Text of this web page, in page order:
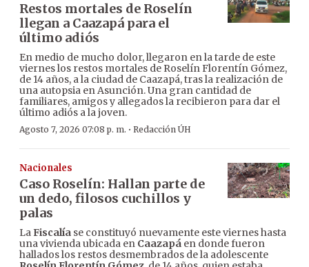
Restos mortales de Roselín
llegan a Caazapá para el
último adiós
En medio de mucho dolor, llegaron en la tarde de este
viernes los restos mortales de Roselín Florentín Gómez,
de 14 años, a la ciudad de Caazapá, tras la realización de
una autopsia en Asunción. Una gran cantidad de
familiares, amigos y allegados la recibieron para dar el
último adiós a la joven.
Agosto 7, 2026 07:08 p. m. · Redacción ÚH
Nacionales
Caso Roselín: Hallan parte de
un dedo, filosos cuchillos y
palas
LaFiscalía se constituyó nuevamente este viernes hasta
una vivienda ubicada en Caazapá en donde fueron
hallados los restos desmembrados de la adolescente